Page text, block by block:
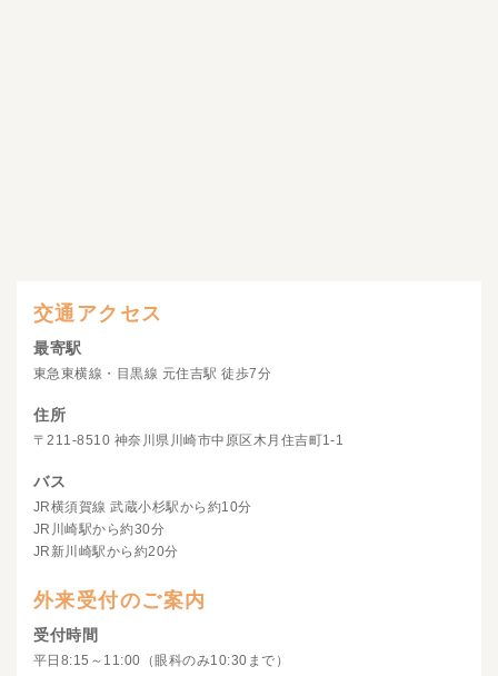
交通アクセス
最寄駅
東急東横線・目黒線 元住吉駅 徒歩7分
住所
〒211-8510 神奈川県川崎市中原区木月住吉町1-1
バス
JR横須賀線 武蔵小杉駅から約10分
JR川崎駅から約30分
JR新川崎駅から約20分
外来受付のご案内
受付時間
平日8:15～11:00（眼科のみ10:30まで）